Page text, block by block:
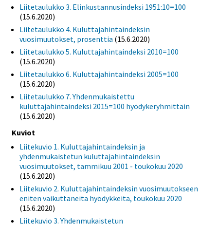
Liitetaulukko 3. Elinkustannusindeksi 1951:10=100
(15.6.2020)
Liitetaulukko 4. Kuluttajahintaindeksin
vuosimuutokset, prosenttia (15.6.2020)
Liitetaulukko 5. Kuluttajahintaindeksi 2010=100
(15.6.2020)
Liitetaulukko 6. Kuluttajahintaindeksi 2005=100
(15.6.2020)
Liitetaulukko 7. Yhdenmukaistettu
kuluttajahintaindeksi 2015=100 hyödykeryhmittäin
(15.6.2020)
Kuviot
Liitekuvio 1. Kuluttajahintaindeksin ja
yhdenmukaistetun kuluttajahintaindeksin
vuosimuutokset, tammikuu 2001 - toukokuu 2020
(15.6.2020)
Liitekuvio 2. Kuluttajahintaindeksin vuosimuutokseen
eniten vaikuttaneita hyödykkeitä, toukokuu 2020
(15.6.2020)
Liitekuvio 3. Yhdenmukaistetun